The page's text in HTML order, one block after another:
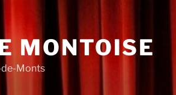
MONTOISE
de-Monts